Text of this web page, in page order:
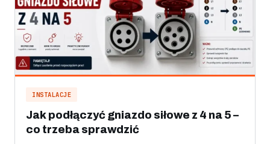
INSTALACJE
Jak podłączyć gniazdo siłowe z 4 na 5 –
co trzeba sprawdzić